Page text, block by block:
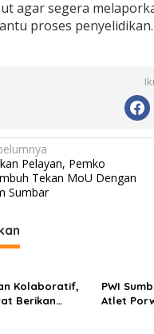
agar segera
proses penyelidikan.
Pelayan, Pemko
Tekan MoU Dengan
Sumbar
Kolaboratif,
Berikan
PWI
Atlet